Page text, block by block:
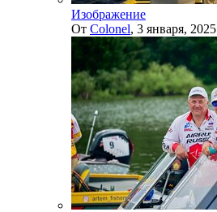
Изображение
От Colonel, 3 января, 2025